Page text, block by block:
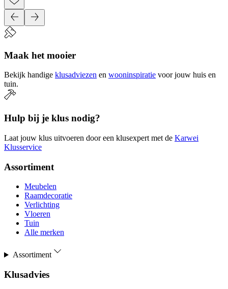
Maak het mooier
Bekijk handige klusadviezen en wooninspiratie voor jouw huis en
tuin.
Hulp bij je klus nodig?
Laat jouw klus uitvoeren door een klusexpert met de Karwei
Klusservice
Assortiment
Meubelen
Raamdecoratie
Verlichting
Vloeren
Tuin
Alle merken
Assortiment
Klusadvies